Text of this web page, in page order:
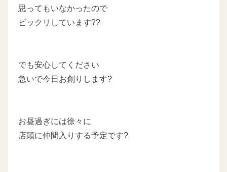
思ってもいなかったので
ビックリしています??
でも安心してください
急いで今日お創りします?
お昼過ぎには徐々に
店頭に仲間入りする予定です?